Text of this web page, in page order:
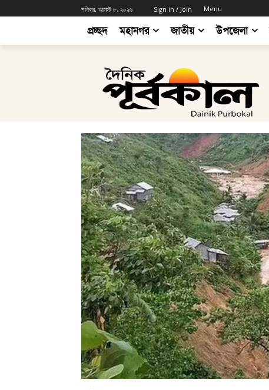
শনিবার, আগস্ট ৮, ২০২৬ Sign in / Join Menu
প্রচ্ছদ মহানগর জাতীয় উপজেলা